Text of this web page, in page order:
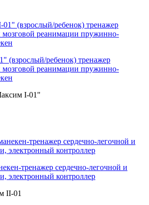
(взрослый/ребенок) тренажер
мозговой реанимации пружинно-
I-01"
тренажер сердечно-легочной и
электронный контроллер
II-01